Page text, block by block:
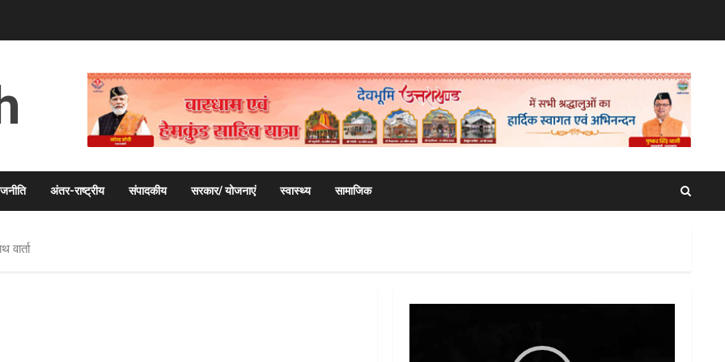
अंतर-राष्ट्रीय संपादकीय सरकार/ योजनाएं स्वास्थ्य सामाजिक
वार्ता